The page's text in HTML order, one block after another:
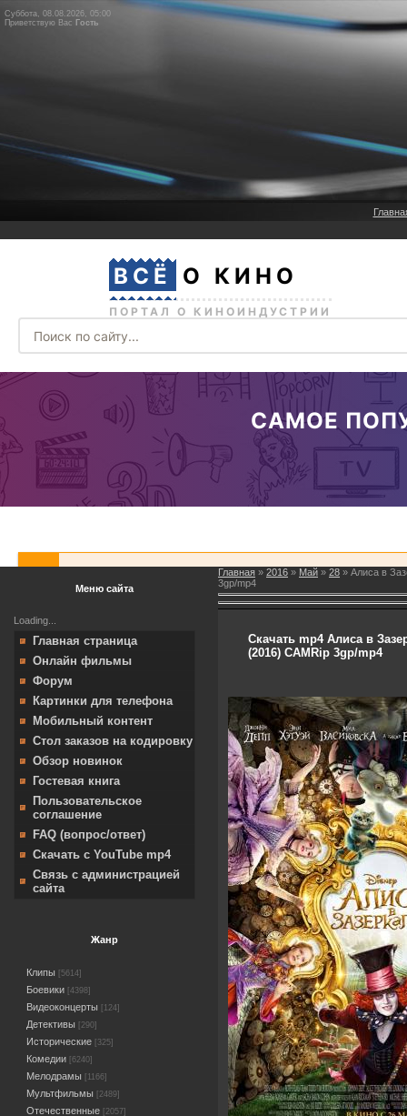
Суббота, 08.08.2026, 05:00
Приветствую Вас Гость
Меню сайта
Loading...
Главная страница
Онлайн фильмы
Форум
Картинки для телефона
Мобильный контент
Стол заказов на кодировку
Обзор новинок
Гостевая книга
Пользовательское
соглашение
FAQ (вопрос/ответ)
Скачать с YouTube mp4
Связь с администрацией
сайта
Жанр
Клипы [5614]
Боевики [4398]
Видеоконцерты [124]
Детективы [290]
Исторические [325]
Комедии [6240]
Мелодрамы [1166]
Мультфильмы [2489]
Отечественные [2057]
Главная » 2016 » Май » 28 » Алиса в
3gp/mp4
Скачать mp4 Алиса в
(2016) CAMRip 3gp/mp4